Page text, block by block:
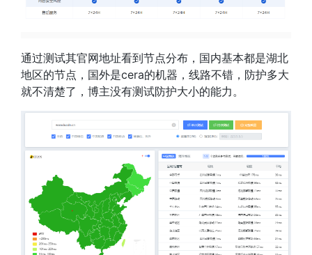
通过测试其官网地址看到节点分布，国内基本都是湖北
地区的节点，国外是cera的机器，线路不错，防护多大
就不清楚了，博主没有测试防护大小的能力。